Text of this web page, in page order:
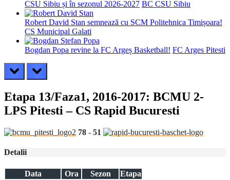
CSU Sibiu și în sezonul 2026-2027 BC CSU Sibiu
Robert David Stan semnează cu SCM Politehnica Timișoara!
CS Municipal Galati
Bogdan Popa revine la FC Argeș Basketball! FC Arges Pitesti
prev next
Etapa 13/Faza1, 2016-2017: BCMU 2-
LPS Pitesti – CS Rapid Bucuresti
78 - 51
Detalii
Data Ora Sezon
Etapa